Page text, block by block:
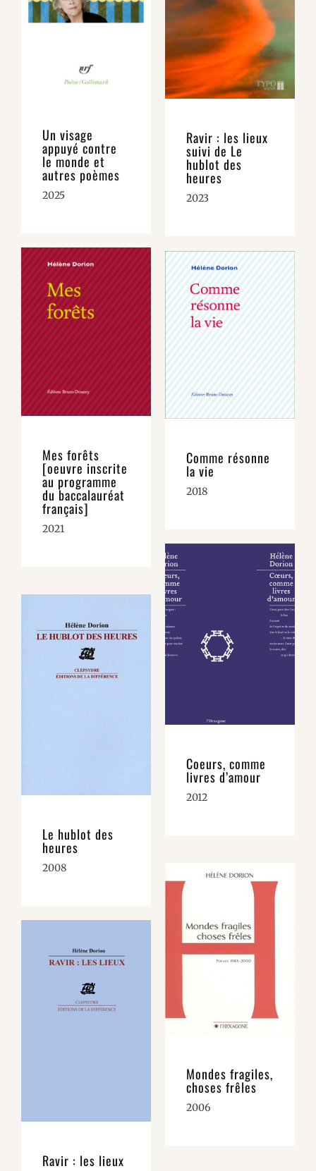
Un visage
appuyé contre
le monde et
autres poèmes
2025
Ravir : les lieux
suivi de Le
hublot des
heures
2023
Mes forêts
[oeuvre inscrite
au programme
du baccalauréat
français]
2021
Comme résonne
la vie
2018
Coeurs, comme
livres d’amour
2012
Le hublot des
heures
2008
Mondes fragiles,
choses frêles
2006
Ravir : les lieux